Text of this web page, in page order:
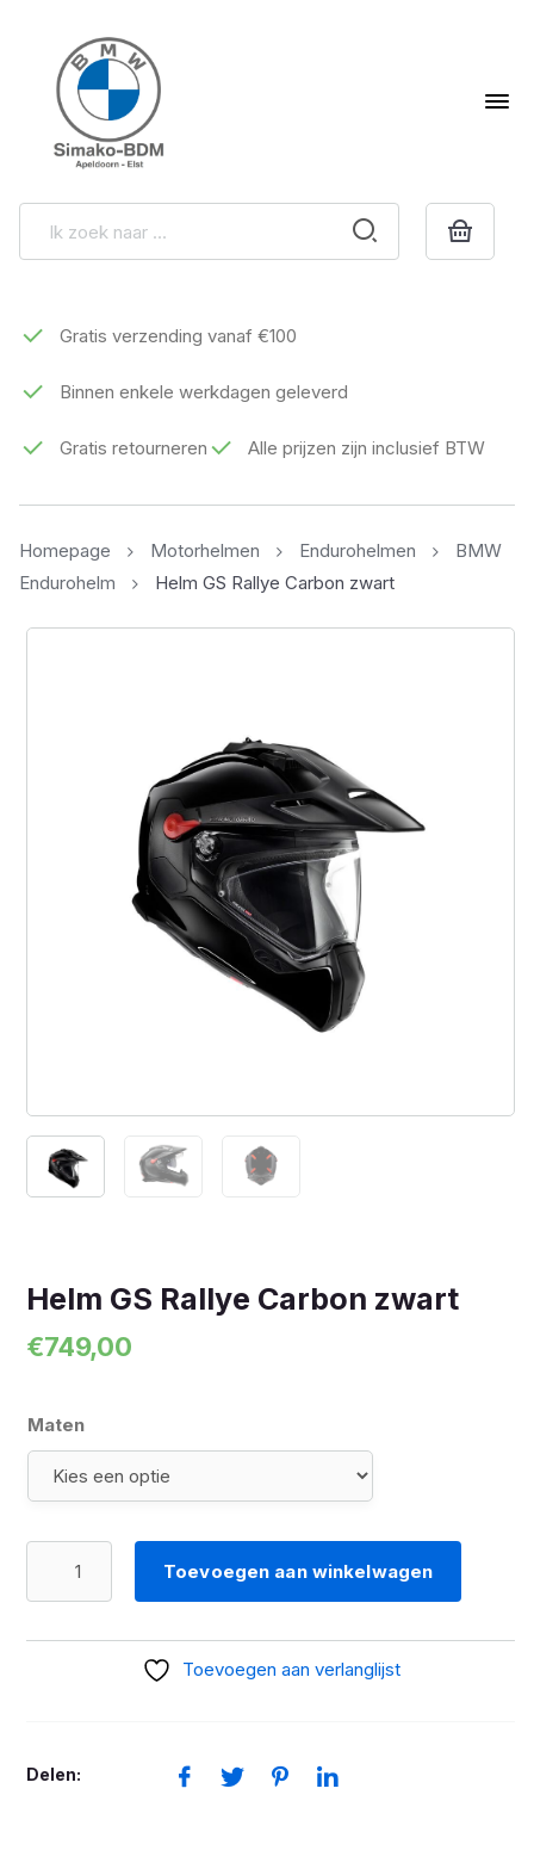
Gratis verzending vanaf €100
Binnen enkele werkdagen geleverd
Gratis retourneren Alle prijzen zijn inclusief BTW
Homepage Motorhelmen Endurohelmen
BMW
Endurohelm
Helm GS Rallye Carbon zwart
Helm GS Rallye Carbon zwart
€749,00
Maten
Toevoegen aan winkelwagen
Toevoegen aan verlanglijst
Delen: